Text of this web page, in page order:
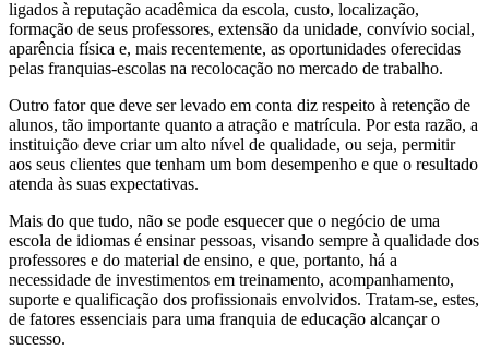
ligados à reputação acadêmica da escola, custo, localização,
formação de seus professores, extensão da unidade, convívio social,
aparência física e, mais recentemente, as oportunidades oferecidas
pelas franquias-escolas na recolocação no mercado de trabalho.
Outro fator que deve ser levado em conta diz respeito à retenção de
alunos, tão importante quanto a atração e matrícula. Por esta razão, a
instituição deve criar um alto nível de qualidade, ou seja, permitir
aos seus clientes que tenham um bom desempenho e que o resultado
atenda às suas expectativas.
Mais do que tudo, não se pode esquecer que o negócio de uma
escola de idiomas é ensinar pessoas, visando sempre à qualidade dos
professores e do material de ensino, e que, portanto, há a
necessidade de investimentos em treinamento, acompanhamento,
suporte e qualificação dos profissionais envolvidos. Tratam-se, estes,
de fatores essenciais para uma franquia de educação alcançar o
sucesso.